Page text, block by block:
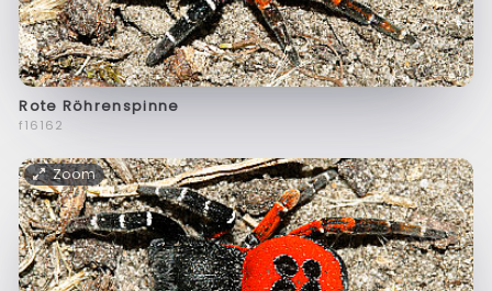
Rote Röhrenspinne
f16162
Zoom